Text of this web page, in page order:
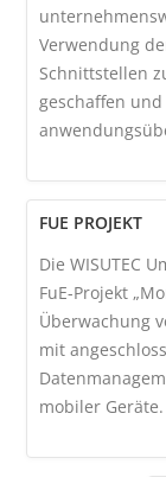
Verwendung
Schnittstellen
geschaffen
FUE PROJEKT
Die WISUTEC
FuE-Projekt
Überwachung
mit
mobiler Geräte.